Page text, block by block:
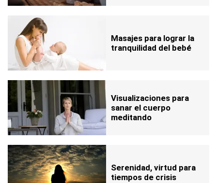
Masajes para lograr la
tranquilidad del bebé
Visualizaciones para
sanar el cuerpo
meditando
Serenidad, virtud para
tiempos de crisis